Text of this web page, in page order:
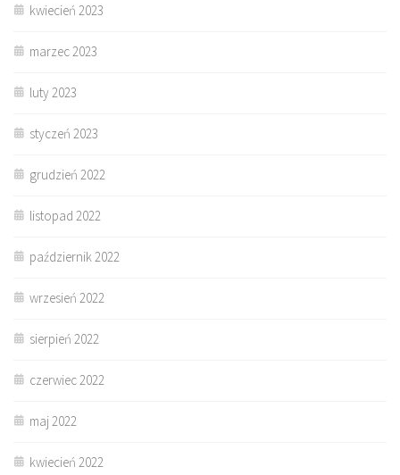
kwiecień 2023
marzec 2023
luty 2023
styczeń 2023
grudzień 2022
listopad 2022
październik 2022
wrzesień 2022
sierpień 2022
czerwiec 2022
maj 2022
kwiecień 2022